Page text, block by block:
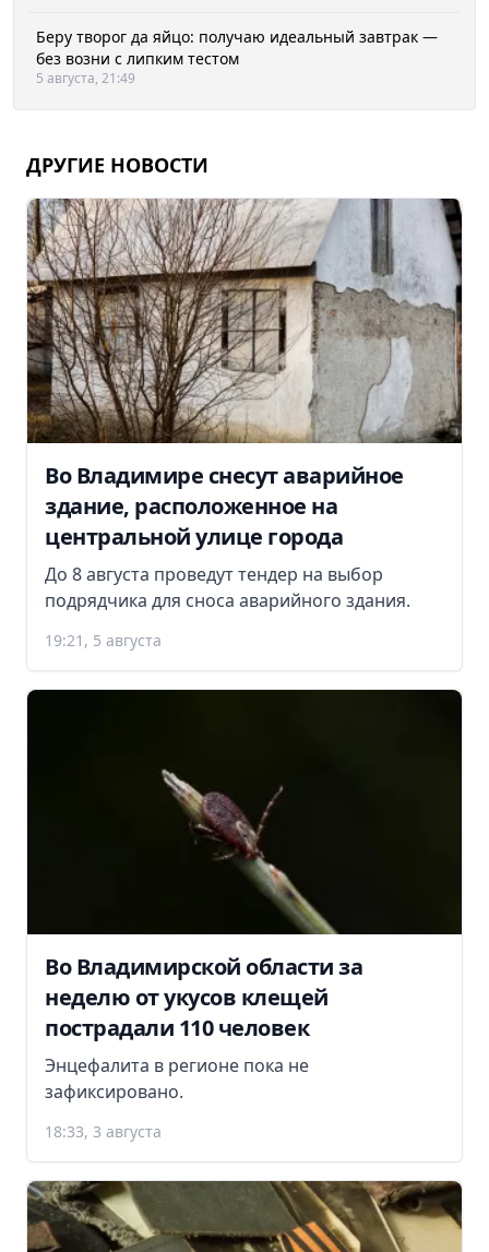
Беру творог да яйцо: получаю идеальный завтрак —
без возни с липким тестом
5 августа, 21:49
ДРУГИЕ НОВОСТИ
Во Владимире снесут аварийное
здание, расположенное на
центральной улице города
До 8 августа проведут тендер на выбор
подрядчика для сноса аварийного здания.
19:21, 5 августа
Во Владимирской области за
неделю от укусов клещей
пострадали 110 человек
Энцефалита в регионе пока не
зафиксировано.
18:33, 3 августа